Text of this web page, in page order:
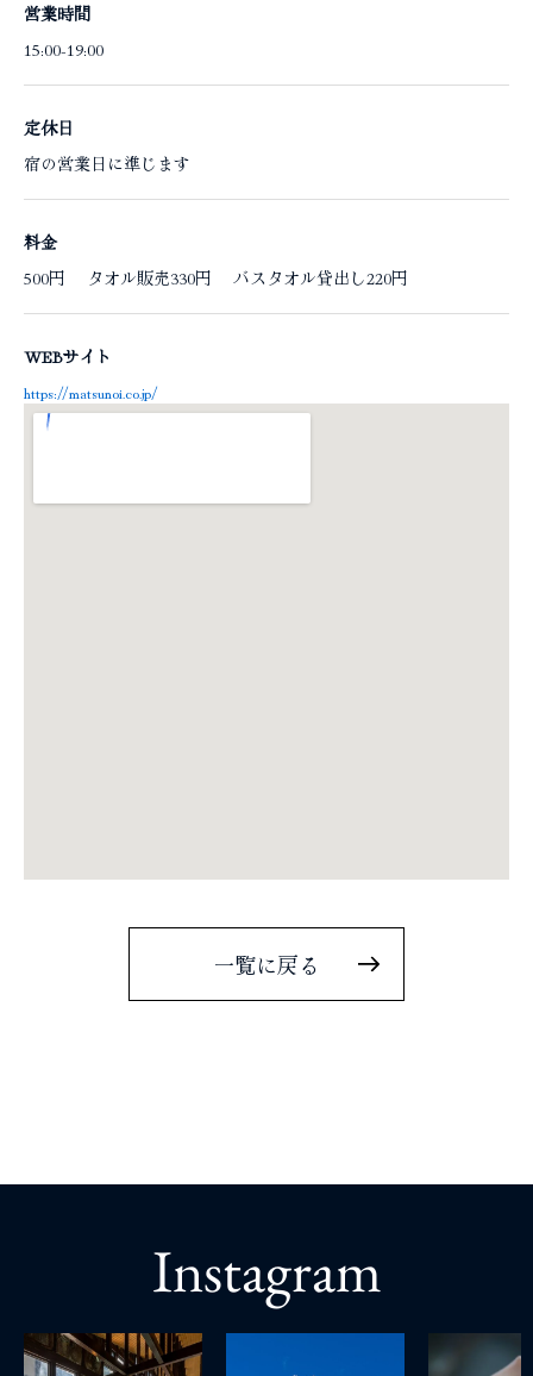
営業時間
15:00-19:00
定休日
宿の営業日に準じます
料金
500円 タオル販売330円 バスタオル貸出し220円
WEBサイト
https://matsunoi.co.jp/
一覧に戻る
Instagram